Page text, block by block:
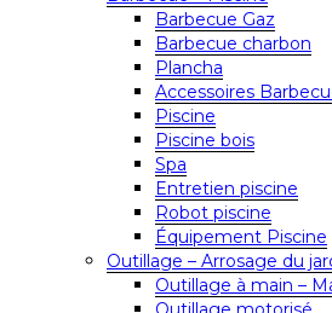
Barbecue Gaz
Barbecue charbon
Plancha
Accessoires
Piscine
Piscine bois
Spa
Entretien piscine
Robot piscine
Équipement Piscine
Outillage – Arrosage du
Outillage à main –